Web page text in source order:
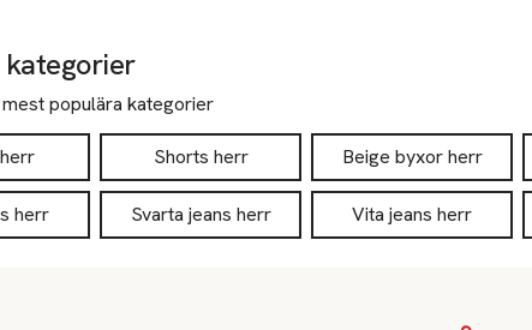
kategorier
populära kategorier
Shorts herr Beige byxor herr
herr Svarta jeans herr Vita jeans herr